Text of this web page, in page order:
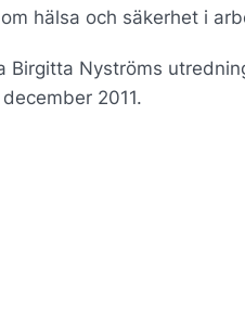
hälsa och säkerhet i
Birgitta Nyströms
2011.